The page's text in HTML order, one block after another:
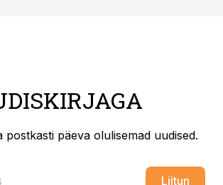
postkasti päeva olulisemad uudised.
Liitun